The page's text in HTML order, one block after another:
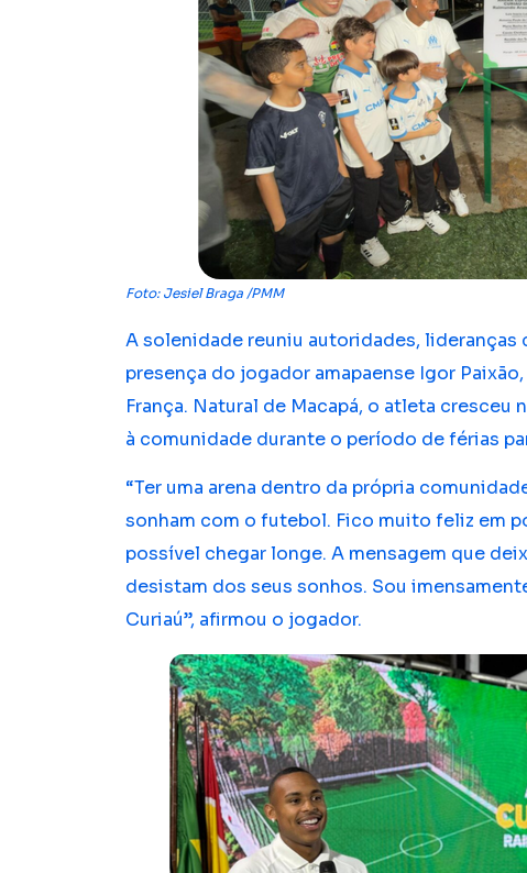
Foto: Jesiel Braga /PMM
A solenidade reuniu autoridades,
presença do jogador amapaense Igor
França. Natural de Macapá, o atleta
à comunidade durante o período de férias
“Ter uma arena dentro da própria
sonham com o futebol. Fico muito feliz em
possível chegar longe. A mensagem que
desistam dos seus sonhos. Sou
Curiaú”, afirmou o jogador.